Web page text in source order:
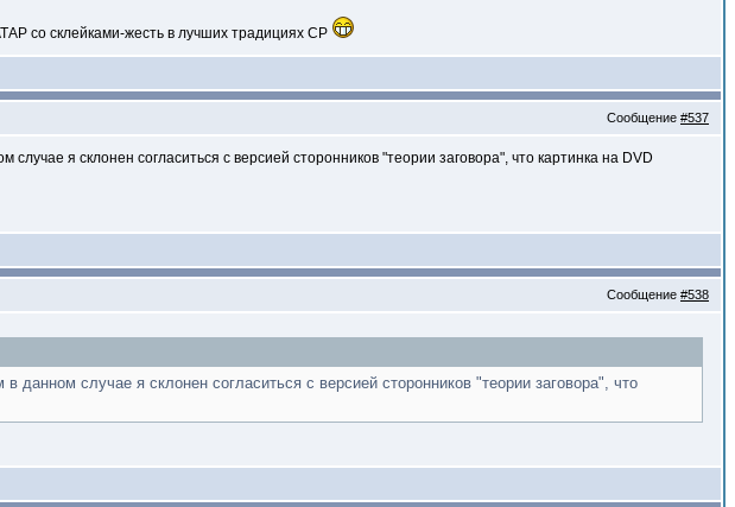
со склейками-жесть в лучших традициях СР
Сообщение #537
я склонен согласиться с версией сторонников "теории заговора", что картинка на DVD
Сообщение #538
случае я склонен согласиться с версией сторонников "теории заговора", что